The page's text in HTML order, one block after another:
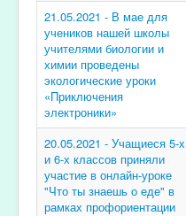
21.05.2021 - В мае для
учеников нашей школы
учителями биологии и
химии проведены
экологические уроки
«Приключения
электроники»
20.05.2021 - Учащиеся 5-х
и 6-х классов приняли
участие в онлайн-уроке
"Что ты знаешь о еде" в
рамках профориентации